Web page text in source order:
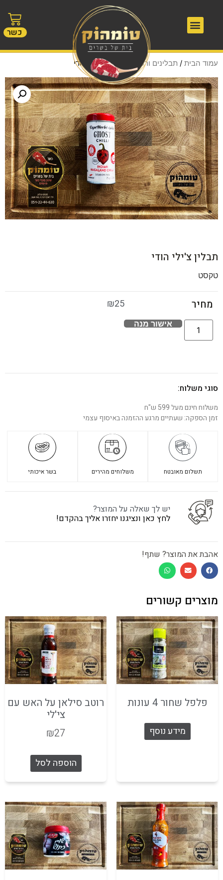
כשר
עמוד הבית / תבלינים ורטבים / תבלין צ'ילי הודי
תבלין צ'ילי הודי
טקסט
מחיר ₪25
אישור מנה
סוגי משלוח:
משלוח חינם מעל 599 ש"ח
זמן הספקה: שעתיים מרגע ההזמנה באיסוף עצמי
תשלום מאובטח משלוחים מהירים בשר איכותי
יש לך שאלה על המוצר?
לחץ כאן ונציגנו יחזרו אליך בהקדם!
אהבת את המוצר? שתף!
מוצרים קשורים
פלפל שחור 4 עונות
מידע נוסף
רוטב סילאן על האש עם
צי'לי
₪27
הוספה לסל